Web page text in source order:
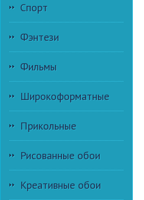
Спорт
Фэнтези
Фильмы
Широкоформатные
Прикольные
Рисованные обои
Креативные обои